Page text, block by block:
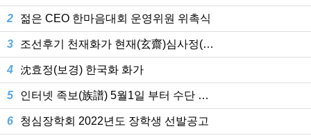
2 젊은 CEO 한마음대회 운영위원 위촉식
3 조선후기 천재화가 현재(玄齋)심사정(…
4 沈효정(보경) 한국화 화가
5 인터넷 족보(族譜) 5월1일 부터 수단 …
6 청심장학회 2022년도 장학생 선발공고